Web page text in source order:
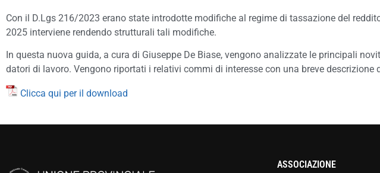
Con il D.Lgs 216/2023 erano state introdotte modifiche al regime di tassazione del
2025 interviene rendendo strutturali tali modifiche.
In questa nuova guida, a cura di Giuseppe De Biase, vengono analizzate le principali
datori di lavoro. Vengono riportati i relativi commi di interesse con una breve descrizione
Clicca qui per il download
ASSOCIAZIONE